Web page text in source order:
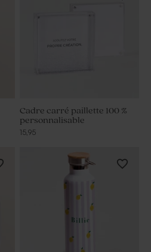
Cadre carré paillette 100 %
personnalisable
15,95